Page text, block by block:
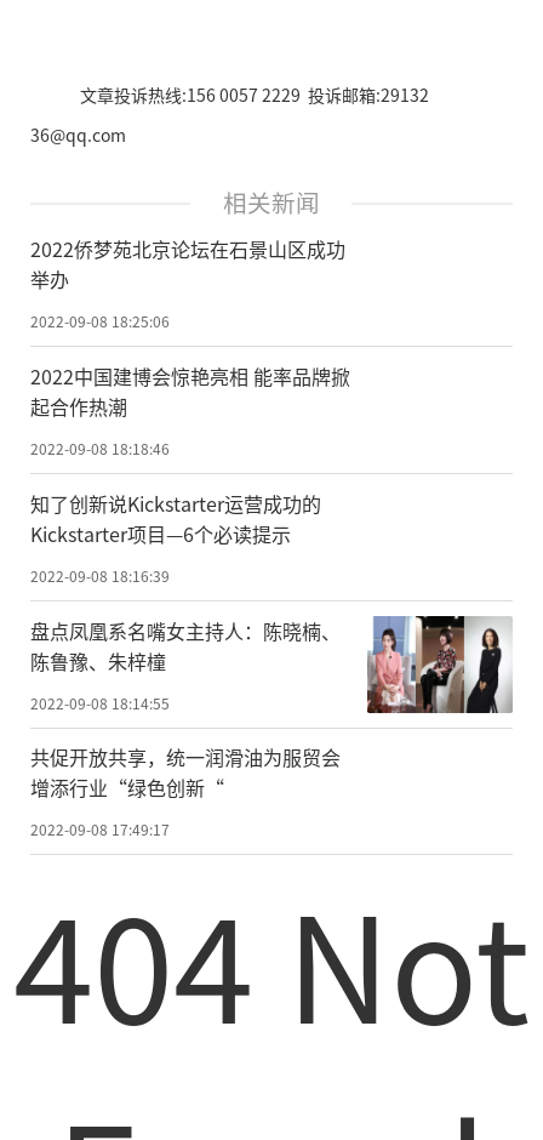
文章投诉热线:156 0057 2229 投诉邮箱:29132
36@qq.com
相关新闻
2022侨梦苑北京论坛在石景山区成功
举办
2022-09-08 18:25:06
2022中国建博会惊艳亮相 能率品牌掀
起合作热潮
2022-09-08 18:18:46
知了创新说Kickstarter运营成功的
Kickstarter项目—6个必读提示
2022-09-08 18:16:39
盘点凤凰系名嘴女主持人：陈晓楠、
陈鲁豫、朱梓橦
2022-09-08 18:14:55
共促开放共享，统一润滑油为服贸会
增添行业“绿色创新“
2022-09-08 17:49:17
404 Not